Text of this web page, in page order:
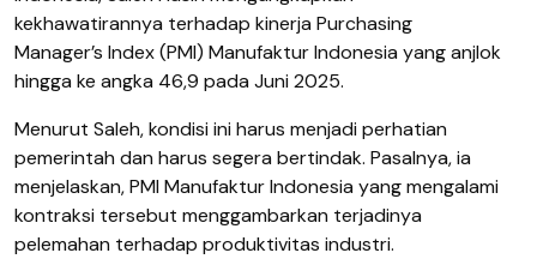
kekhawatirannya terhadap kinerja Purchasing
Manager’s Index (PMI) Manufaktur Indonesia yang anjlok
hingga ke angka 46,9 pada Juni 2025.
Menurut Saleh, kondisi ini harus menjadi perhatian
pemerintah dan harus segera bertindak. Pasalnya, ia
menjelaskan, PMI Manufaktur Indonesia yang mengalami
kontraksi tersebut menggambarkan terjadinya
pelemahan terhadap produktivitas industri.